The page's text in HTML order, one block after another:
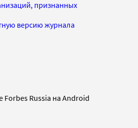
признанных
версию журнала
Russia на Android